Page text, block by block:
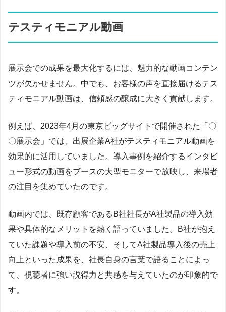
テスティモニアル動画
展示会での成果を最大化するには、魅力的な動画コンテン
ツが欠かせません。中でも、お客様の声を直接届けるテス
ティモニアル動画は、信頼感の醸成に大きく貢献します。
例えば、2023年4月の東京ビッグサイトで開催された「〇
〇展示会」では、出展企業A社がテスティモニアル動画を
効果的に活用していました。導入事例を紹介するインタビ
ュー形式の動画をブースの大型モニターで放映し、来場者
の注目を集めていたのです。
動画内では、既存顧客であるB社社長がA社製品の導入効
果や具体的なメリットを熱く語っていました。B社が抱え
ていた課題や導入前の不安、そしてA社製品導入後の売上
向上といった成果を、社長自身の言葉で語ることによっ
て、視聴者に強い説得力と共感を与えていたのが印象的で
す。